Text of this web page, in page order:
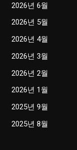
2026년 6월
2026년 5월
2026년 4월
2026년 3월
2026년 2월
2026년 1월
2025년 9월
2025년 8월